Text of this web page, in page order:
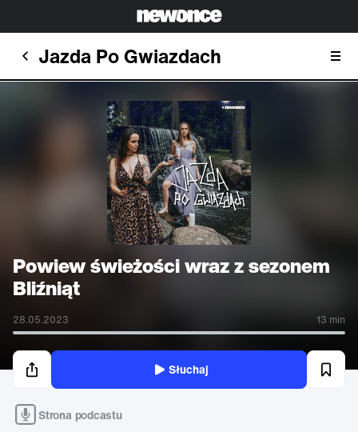
Jazda Po Gwiazdach
Powiew świeżości wraz z sezonem
Bliźniąt
28.05.2023 13 min
Słuchaj
Strona podcastu